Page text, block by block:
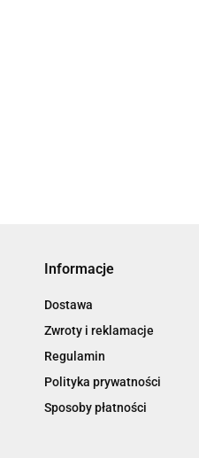
Informacje
Dostawa
Zwroty i reklamacje
Regulamin
Polityka prywatności
Sposoby płatności